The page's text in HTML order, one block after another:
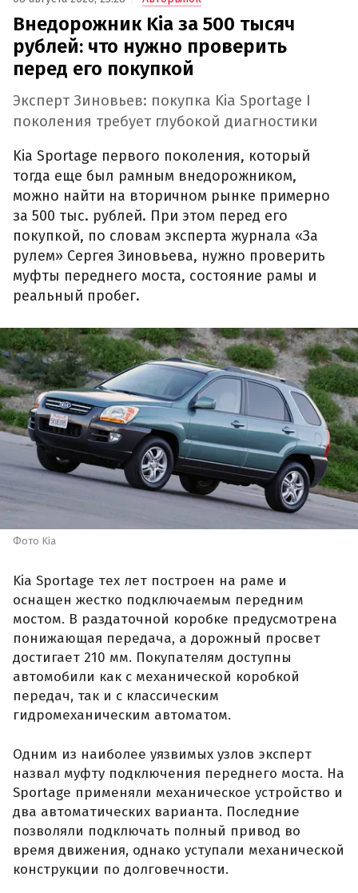
Внедорожник Kia за 500 тысяч
рублей: что нужно проверить
перед его покупкой
Эксперт Зиновьев: покупка Kia Sportage I
поколения требует глубокой диагностики
Kia Sportage первого поколения, который
тогда еще был рамным внедорожником,
можно найти на вторичном рынке примерно
за 500 тыс. рублей. При этом перед его
покупкой, по словам эксперта журнала «За
рулем» Сергея Зиновьева, нужно проверить
муфты переднего моста, состояние рамы и
реальный пробег.
Фото Kia
Kia Sportage тех лет построен на раме и
оснащен жестко подключаемым передним
мостом. В раздаточной коробке предусмотрена
понижающая передача, а дорожный просвет
достигает 210 мм. Покупателям доступны
автомобили как с механической коробкой
передач, так и с классическим
гидромеханическим автоматом.
Одним из наиболее уязвимых узлов эксперт
назвал муфту подключения переднего моста. На
Sportage применяли механическое устройство и
два автоматических варианта. Последние
позволяли подключать полный привод во
время движения, однако уступали механической
конструкции по долговечности.